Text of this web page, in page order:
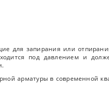
для запирания или
под давлением и
арматуры в современной